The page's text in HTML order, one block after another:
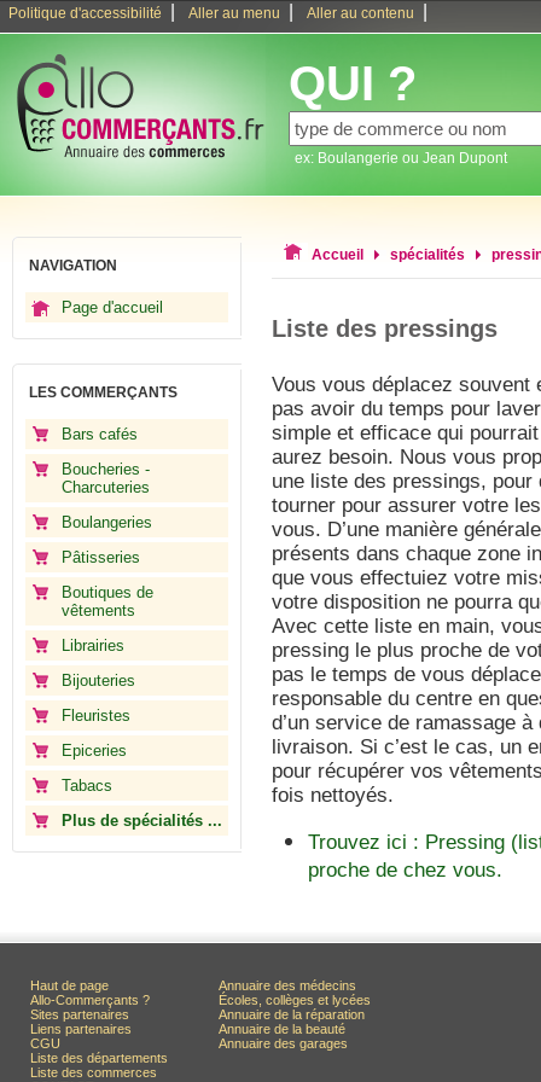
Politique d'accessibilité Aller au menu Aller au contenu
QUI ?
ex: Boulangerie ou Jean Dupont
NAVIGATION
Page d'accueil
LES COMMERÇANTS
Bars cafés
Boucheries -
Charcuteries
Boulangeries
Pâtisseries
Boutiques de
vêtements
Librairies
Bijouteries
Fleuristes
Epiceries
Tabacs
Plus de spécialités ...
Accueil spécialités
Liste des pressings
Vous vous déplacez
pas avoir du temps pour
simple et efficace qui
aurez besoin. Nous vous
une liste des pressings,
tourner pour assurer votre
vous. D’une manière
présents dans chaque zone
que vous effectuiez votre
votre disposition ne pourra
Avec cette liste en main,
pressing le plus proche de
pas le temps de vous
responsable du centre en
d’un service de ramassage
livraison. Si c’est le cas, un
pour récupérer vos
fois nettoyés.
Trouvez ici : Pressing
proche de chez vous.
Haut de page
Allo-Commerçants ?
Sites partenaires
Liens partenaires
CGU
Liste des départements
Liste des commerces
Annuaire des médecins
Écoles, collèges et lycées
Annuaire de la réparation
Annuaire de la beauté
Annuaire des garages